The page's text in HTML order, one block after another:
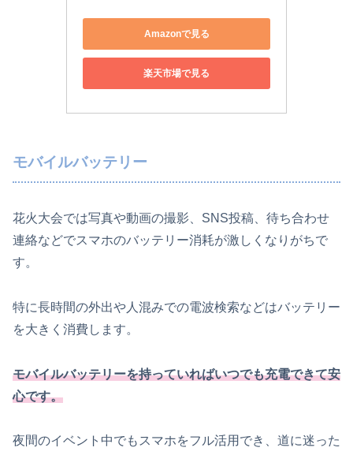
Amazonで見る
楽天市場で見る
モバイルバッテリー
花火大会では写真や動画の撮影、SNS投稿、待ち合わせ
連絡などでスマホのバッテリー消耗が激しくなりがちで
す。
特に長時間の外出や人混みでの電波検索などはバッテリー
を大きく消費します。
モバイルバッテリーを持っていればいつでも充電できて安
心です。
夜間のイベント中でもスマホをフル活用でき、道に迷った